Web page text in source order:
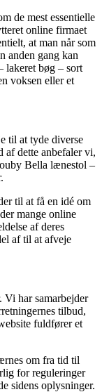
de mest essentielle
online firmaet
at man når som
anden gang kan
lakeret bøg – sort
voksen eller et
til at tyde diverse
af dette anbefaler vi,
Bella lænestol –
til at få en idé om
mange online
af deres
af til at afveje
Vi har samarbejder
tilbud,
fuldfører et
om fra tid til
for reguleringer
sidens oplysninger.